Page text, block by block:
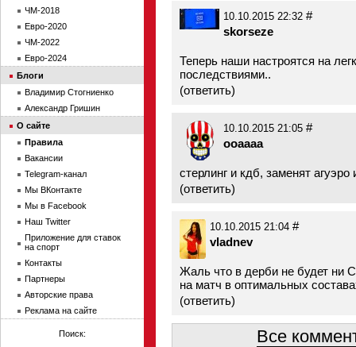
10.10.2015 22:32 #
skorseze
Теперь наши настроятся на
последствиями..
(ответить)
10.10.2015 21:05 #
ooaaaa
стерлинг и кдб, заменят агуэро
(ответить)
10.10.2015 21:04 #
vladnev
Жаль что в дерби не будет ни
на матч в оптимальных
(ответить)
Все
ЧМ-2018
Евро-2020
ЧМ-2022
Евро-2024
Блоги
Владимир Стогниенко
Александр Гришин
О сайте
Правила
Вакансии
Telegram-канал
Мы ВКонтакте
Мы в Facebook
Наш Twitter
Приложение для ставок
на спорт
Контакты
Партнеры
Авторские права
Реклама на сайте
Поиск: